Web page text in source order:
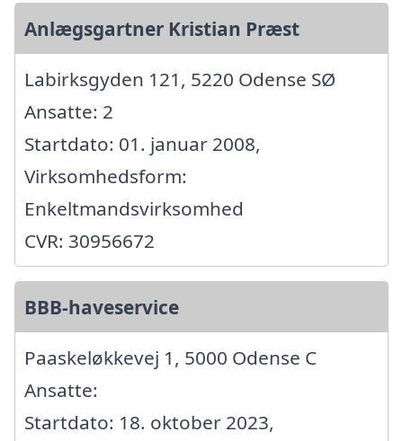
Anlægsgartner Kristian Præst
Labirksgyden 121, 5220 Odense SØ
Ansatte: 2
Startdato: 01. januar 2008,
Virksomhedsform:
Enkeltmandsvirksomhed
CVR: 30956672
BBB-haveservice
Paaskeløkkevej 1, 5000 Odense C
Ansatte:
Startdato: 18. oktober 2023,